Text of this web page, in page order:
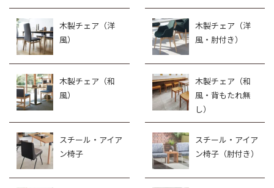
木製チェア（洋
風）
木製チェア（洋
風・肘付き）
木製チェア（和
風）
木製チェア（和
風・背もたれ無
し）
スチール・アイア
ン椅子
スチール・アイア
ン椅子（肘付き）